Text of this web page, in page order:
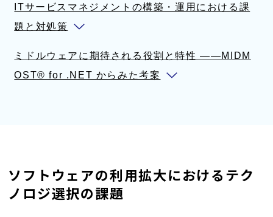
ITサービスマネジメントの構築・運用における課
題と対処策
ミドルウェアに期待される役割と特性 ——MIDM
OST® for .NET からみた考案
ソフトウェアの利用拡大におけるテク
ノロジ選択の課題